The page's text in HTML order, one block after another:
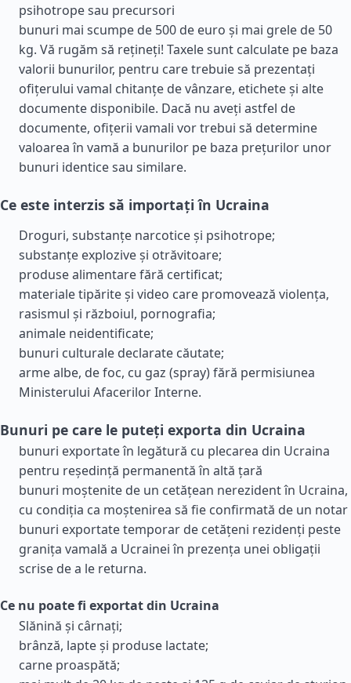
psihotrope sau precursori
bunuri mai scumpe de 500 de euro și mai grele de 50
kg. Vă rugăm să rețineți! Taxele sunt calculate pe baza
valorii bunurilor, pentru care trebuie să prezentați
ofițerului vamal chitanțe de vânzare, etichete și alte
documente disponibile. Dacă nu aveți astfel de
documente, ofițerii vamali vor trebui să determine
valoarea în vamă a bunurilor pe baza prețurilor unor
bunuri identice sau similare.
Ce este interzis să importați în Ucraina
Droguri, substanțe narcotice și psihotrope;
substanțe explozive și otrăvitoare;
produse alimentare fără certificat;
materiale tipărite și video care promovează violența,
rasismul și războiul, pornografia;
animale neidentificate;
bunuri culturale declarate căutate;
arme albe, de foc, cu gaz (spray) fără permisiunea
Ministerului Afacerilor Interne.
Bunuri pe care le puteți exporta din Ucraina
bunuri exportate în legătură cu plecarea din Ucraina
pentru reședință permanentă în altă țară
bunuri moștenite de un cetățean nerezident în Ucraina,
cu condiția ca moștenirea să fie confirmată de un notar
bunuri exportate temporar de cetățeni rezidenți peste
granița vamală a Ucrainei în prezența unei obligații
scrise de a le returna.
Ce nu poate fi exportat din Ucraina
Slănină și cârnați;
brânză, lapte și produse lactate;
carne proaspătă;